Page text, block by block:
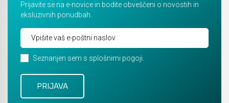
Prijavite se na e-novice in bodite obveščeni o novostih in
eksluzivnih ponudbah.
Seznanjen sem s splošnimi pogoji.